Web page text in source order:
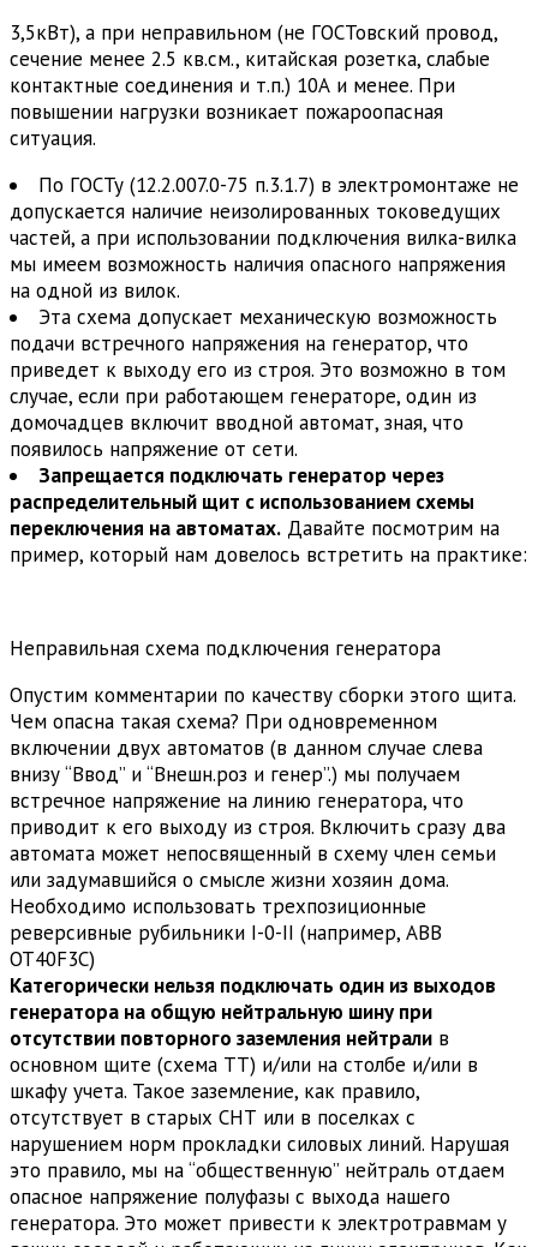
3,5кВт), а при неправильном (не ГОСТовский провод,
сечение менее 2.5 кв.см., китайская розетка, слабые
контактные соединения и т.п.) 10А и менее. При
повышении нагрузки возникает пожароопасная
ситуация.
По ГОСТу (12.2.007.0-75 п.3.1.7) в электромонтаже не
допускается наличие неизолированных токоведущих
частей, а при использовании подключения вилка-вилка
мы имеем возможность наличия опасного напряжения
на одной из вилок.
Эта схема допускает механическую возможность
подачи встречного напряжения на генератор, что
приведет к выходу его из строя. Это возможно в том
случае, если при работающем генераторе, один из
домочадцев включит вводной автомат, зная, что
появилось напряжение от сети.
Запрещается подключать генератор через
распределительный щит с использованием схемы
переключения на автоматах. Давайте посмотрим на
пример, который нам довелось встретить на практике:
Неправильная схема подключения генератора
Опустим комментарии по качеству сборки этого щита.
Чем опасна такая схема? При одновременном
включении двух автоматов (в данном случае слева
внизу “Ввод” и “Внешн.роз и генер”.) мы получаем
встречное напряжение на линию генератора, что
приводит к его выходу из строя. Включить сразу два
автомата может непосвященный в схему член семьи
или задумавшийся о смысле жизни хозяин дома.
Необходимо использовать трехпозиционные
реверсивные рубильники I-0-II (например, ABB
OT40F3C)
Категорически нельзя подключать один из выходов
генератора на общую нейтральную шину при
отсутствии повторного заземления нейтрали в
основном щите (схема ТТ) и/или на столбе и/или в
шкафу учета. Такое заземление, как правило,
отсутствует в старых СНТ или в поселках с
нарушением норм прокладки силовых линий. Нарушая
это правило, мы на “общественную” нейтраль отдаем
опасное напряжение полуфазы с выхода нашего
генератора. Это может привести к электротравмам у